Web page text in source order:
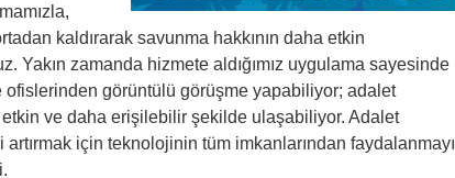
kaldırarak savunma hakkının daha etkin
Yakın zamanda hizmete aldığımız uygulama sayesinde
ofislerinden görüntülü görüşme yapabiliyor; adalet
etkin ve daha erişilebilir şekilde ulaşabiliyor. Adalet
için teknolojinin tüm imkanlarından faydalanmayı